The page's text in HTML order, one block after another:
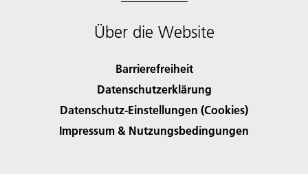
Über die Website
Barrierefreiheit
Datenschutzerklärung
Datenschutz-Einstellungen (Cookies)
Impressum & Nutzungsbedingungen